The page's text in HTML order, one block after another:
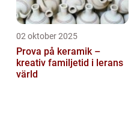
02 oktober 2025
Prova på keramik –
kreativ familjetid i lerans
värld